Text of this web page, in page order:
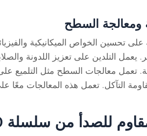
ومعالجة السطح
تحسين الخواص الميكانيكية
يعمل التلدين على تعزيز اللدونة
تعمل معالجات السطح مثل التلميع
التآكل. تعمل هذه المعالجات معًا
للصدأ من سلسلة 300